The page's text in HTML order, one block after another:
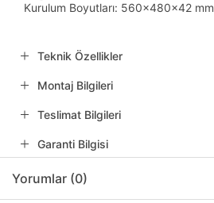
Kurulum Boyutları: 560x480x42 mm
Teknik Özellikler
Montaj Bilgileri
Teslimat Bilgileri
Garanti Bilgisi
Yorumlar (0)